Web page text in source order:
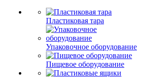
Пластиковая тара
Упаковочное оборудование
Пищевое оборудование